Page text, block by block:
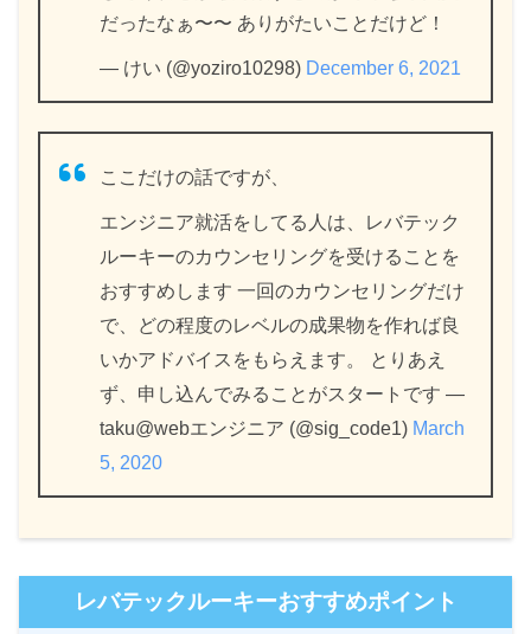
だったなぁ〜〜 ありがたいことだけど！
— けい (@yoziro10298) December 6, 2021
ここだけの話ですが、
エンジニア就活をしてる人は、レバテック
ルーキーのカウンセリングを受けることを
おすすめします 一回のカウンセリングだけ
で、どの程度のレベルの成果物を作れば良
いかアドバイスをもらえます。 とりあえ
ず、申し込んでみることがスタートです —
taku@webエンジニア (@sig_code1) March
5, 2020
レバテックルーキーおすすめポイント